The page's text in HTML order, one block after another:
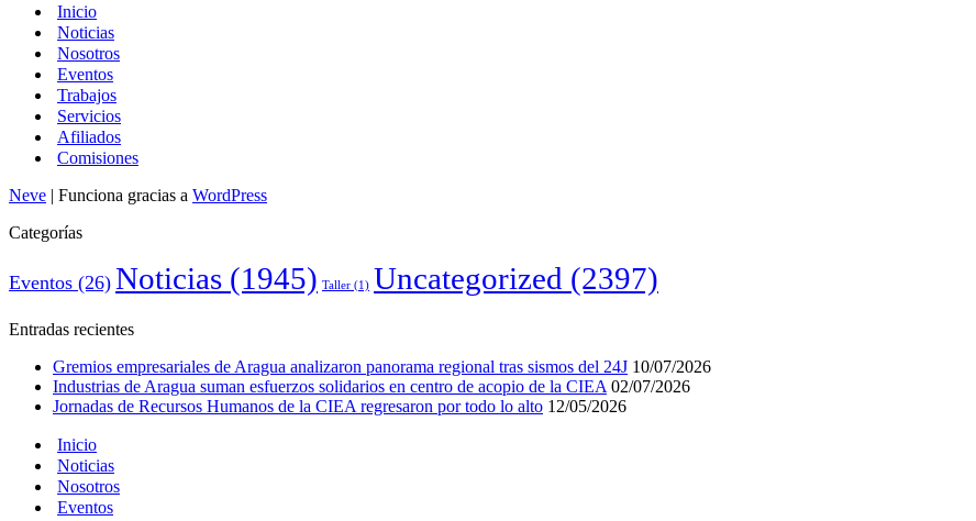
Inicio
Noticias
Nosotros
Eventos
Trabajos
Servicios
Afiliados
Comisiones
Neve | Funciona gracias a WordPress
Categorías
Eventos (26) Noticias (1945) Taller (1) Uncategorized (2397)
Entradas recientes
Gremios empresariales de Aragua analizaron panorama regional tras sismos del 24J 10/07/2026
Industrias de Aragua suman esfuerzos solidarios en centro de acopio de la CIEA 02/07/2026
Jornadas de Recursos Humanos de la CIEA regresaron por todo lo alto 12/05/2026
Inicio
Noticias
Nosotros
Eventos